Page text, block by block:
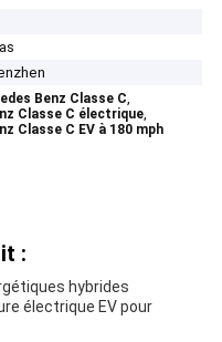
Benz Classe C,
Classe C électrique,
Classe C EV à 180 mph
:
hybrides
électrique EV pour